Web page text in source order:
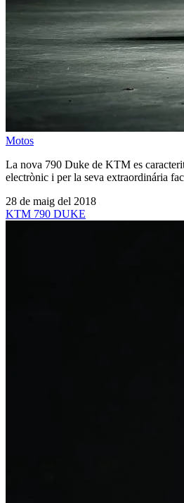
Motos
La nova 790 Duke de KTM es
electrònic i per la seva extraordinária
28 de maig del 2018
KTM 790 DUKE